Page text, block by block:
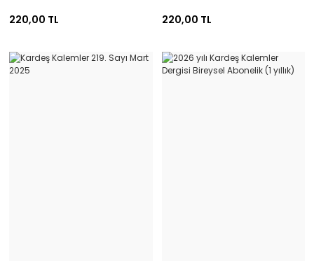
220,00 TL 220,00 TL